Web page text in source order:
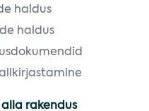
haldus
haldus
alla rakendus